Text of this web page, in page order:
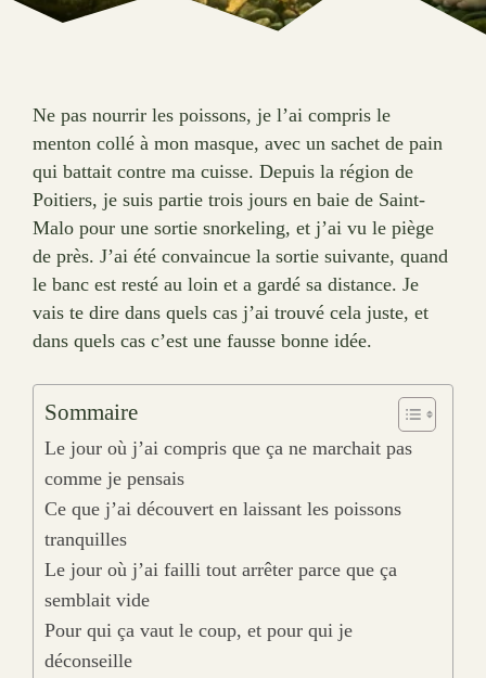
Ne pas nourrir les poissons, je l’ai compris le
menton collé à mon masque, avec un sachet de pain
qui battait contre ma cuisse. Depuis la région de
Poitiers, je suis partie trois jours en baie de Saint-
Malo pour une sortie snorkeling, et j’ai vu le piège
de près. J’ai été convaincue la sortie suivante, quand
le banc est resté au loin et a gardé sa distance. Je
vais te dire dans quels cas j’ai trouvé cela juste, et
dans quels cas c’est une fausse bonne idée.
Sommaire
Le jour où j’ai compris que ça ne marchait pas
comme je pensais
Ce que j’ai découvert en laissant les poissons
tranquilles
Le jour où j’ai failli tout arrêter parce que ça
semblait vide
Pour qui ça vaut le coup, et pour qui je
déconseille